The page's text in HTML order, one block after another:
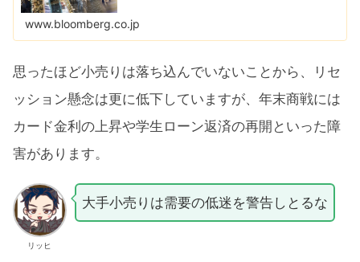
www.bloomberg.co.jp
思ったほど小売りは落ち込んでいないことから、リセ
ッション懸念は更に低下していますが、年末商戦には
カード金利の上昇や学生ローン返済の再開といった障
害があります。
リッヒ
大手小売りは需要の低迷を警告しとるな